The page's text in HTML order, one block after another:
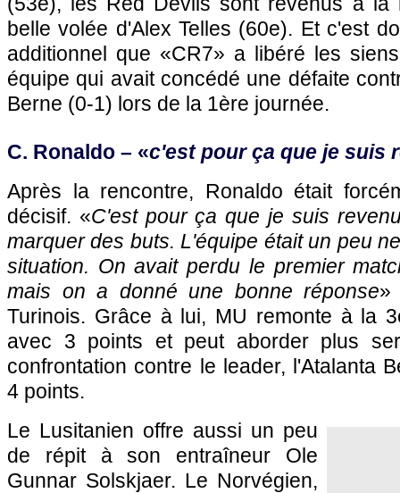
belle volée d'Alex Telles (60e). Et c'est
additionnel que «CR7» a libéré les
équipe qui avait concédé une défaite
Berne (0-1) lors de la 1ère journée.
C. Ronaldo – «c'est pour ça que je suis
Après la rencontre, Ronaldo était
décisif. «C'est pour ça que je suis
marquer des buts. L'équipe était un peu
situation. On avait perdu le premier
mais on a donné une bonne réponse»
Turinois. Grâce à lui, MU remonte à la
avec 3 points et peut aborder plus
confrontation contre le leader, l'Atalanta
4 points.
Le Lusitanien offre aussi un peu
de répit à son entraîneur Ole
Gunnar Solskjaer. Le Norvégien,